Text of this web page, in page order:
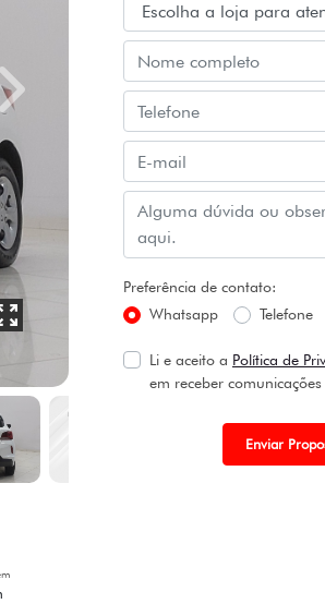
Preferência de contato:
Whatsapp
Telefone
Li e aceito a Política de
em receber
Enviar
Next